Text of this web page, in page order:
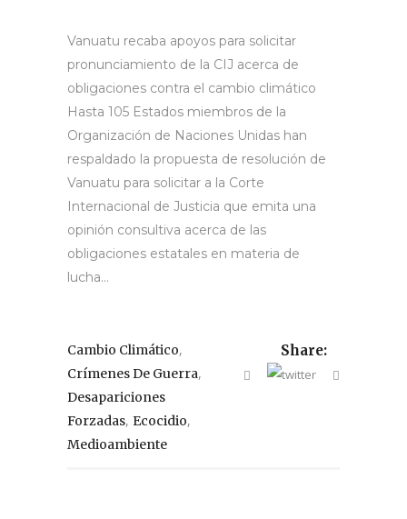
Vanuatu recaba apoyos para solicitar
pronunciamiento de la CIJ acerca de
obligaciones contra el cambio climático
Hasta 105 Estados miembros de la
Organización de Naciones Unidas han
respaldado la propuesta de resolución de
Vanuatu para solicitar a la Corte
Internacional de Justicia que emita una
opinión consultiva acerca de las
obligaciones estatales en materia de
lucha...
Cambio Climático,
Crímenes De Guerra,
Desapariciones
Forzadas, Ecocidio,
Medioambiente
Share: